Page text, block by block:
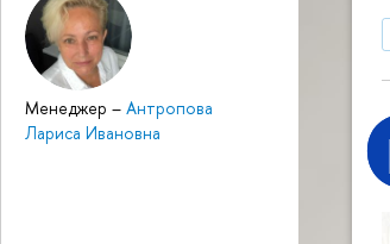
Менеджер – Антропова
Лариса Ивановна